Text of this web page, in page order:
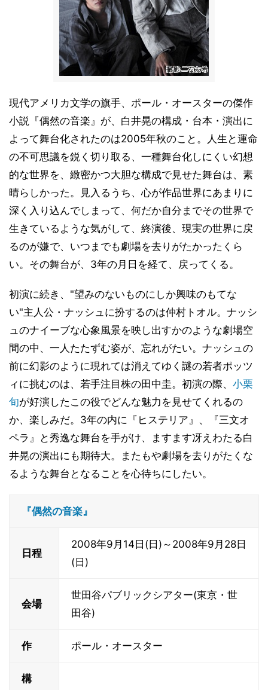
現代アメリカ文学の旗手、ポール・オースターの傑作
小説『偶然の音楽』が、白井晃の構成・台本・演出に
よって舞台化されたのは2005年秋のこと。人生と運命
の不可思議を鋭く切り取る、一種舞台化しにくい幻想
的な世界を、緻密かつ大胆な構成で見せた舞台は、素
晴らしかった。見入るうち、心が作品世界にあまりに
深く入り込んでしまって、何だか自分までその世界で
生きているような気がして、終演後、現実の世界に戻
るのが嫌で、いつまでも劇場を去りがたかったくら
い。その舞台が、3年の月日を経て、戻ってくる。
初演に続き、"望みのないものにしか興味のもてな
い"主人公・ナッシュに扮するのは仲村トオル。ナッシ
ュのナイーブな心象風景を映し出すかのような劇場空
間の中、一人たたずむ姿が、忘れがたい。ナッシュの
前に幻影のように現れては消えてゆく謎の若者ポッツ
ィに挑むのは、若手注目株の田中圭。初演の際、 小栗
旬が好演したこの役でどんな魅力を見せてくれるの
か、楽しみだ。3年の内に『ヒステリア』、『三文オ
ペラ』と秀逸な舞台を手がけ、ますます冴えわたる白
井晃の演出にも期待大。またもや劇場を去りがたくな
るような舞台となることを心待ちにしたい。
『偶然の音楽』
日程
2008年9月14日(日)～2008年9月28日
(日)
会場
世田谷パブリックシアター(東京・世
田谷)
作 ポール・オースター
構